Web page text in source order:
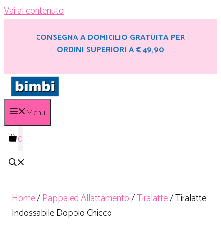
Vai al contenuto
CONSEGNA A DOMICILIO GRATUITA PER
ORDINI SUPERIORI A € 49,90
Menu
0
Home/Pappa ed Allattamento/Tiralatte/ Tiralatte
Indossabile Doppio Chicco